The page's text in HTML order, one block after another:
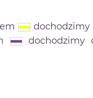
dochodzimy
dochodzimy